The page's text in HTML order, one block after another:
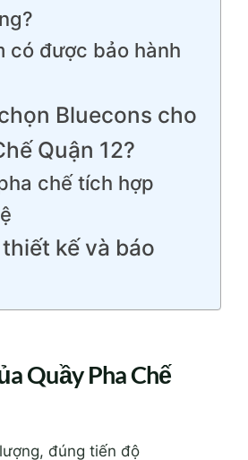
có được bảo hành
Bluecons cho
Quận 12?
chế tích hợp
kế và báo
Quầy Pha Chế
đúng tiến độ